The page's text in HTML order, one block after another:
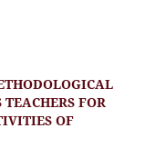
FOR
OF